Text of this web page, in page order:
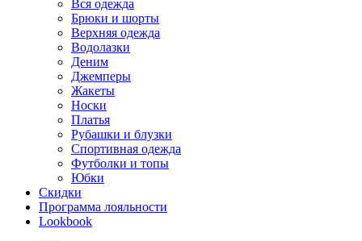
Вся одежда
Брюки и шорты
Верхняя одежда
Водолазки
Деним
Джемперы
Жакеты
Носки
Платья
Рубашки и блузки
Спортивная одежда
Футболки и топы
Юбки
Скидки
Программа лояльности
Lookbook